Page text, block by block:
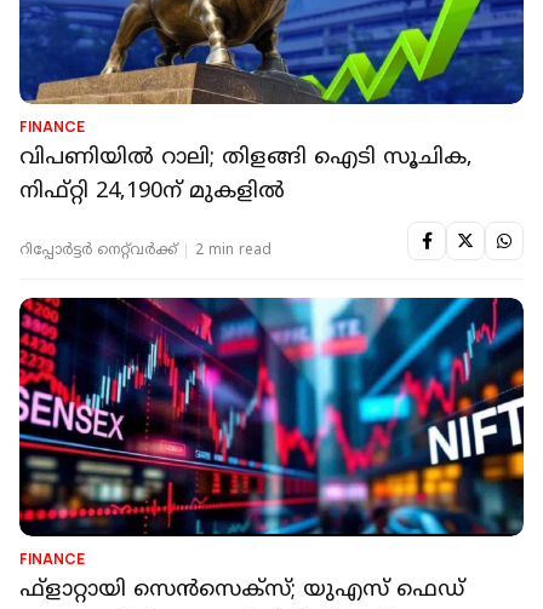
FINANCE
വിപണിയില്‍ റാലി; തിളങ്ങി ഐടി സൂചിക,
നിഫ്റ്റി 24,190ന് മുകളില്‍
റിപ്പോർട്ടർ നെറ്റ്‌വര്‍ക്ക്‌ 2 min read
FINANCE
ഫ്‌ളാറ്റായി സെന്‍സെക്‌സ്; യുഎസ് ഫെഡ്